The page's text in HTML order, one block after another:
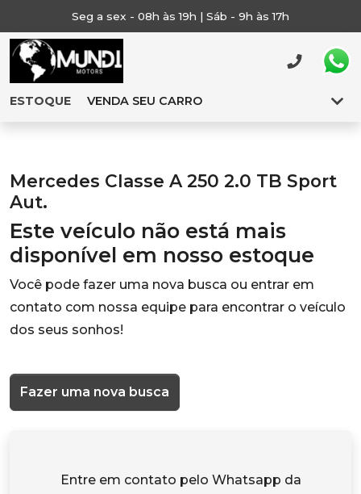
Seg a sex - 08h às 19h | Sáb - 9h às 17h
ESTOQUE VENDA SEU CARRO
Mercedes Classe A 250 2.0 TB Sport
Aut.
Este veículo não está mais
disponível em nosso estoque
Você pode fazer uma nova busca ou entrar em
contato com nossa equipe para encontrar o veículo
dos seus sonhos!
Fazer uma nova busca
Entre em contato pelo Whatsapp da